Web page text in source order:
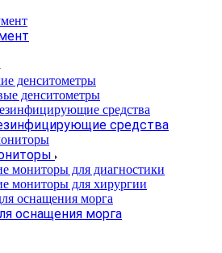
денситометры
денситометры
средства
мониторы для диагностики
мониторы для хирургии
оснащения морга